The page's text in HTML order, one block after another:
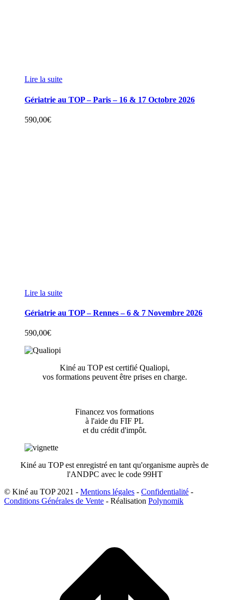
Lire la suite
Gériatrie au TOP – Paris – 16 & 17 Octobre 2026
590,00€
Lire la suite
Gériatrie au TOP – Rennes – 6 & 7 Novembre 2026
590,00€
Kiné au TOP est certifié Qualiopi,
vos formations peuvent être prises en charge.
Financez vos formations
à l'aide du FIF PL
et du crédit d'impôt.
Kiné au TOP est enregistré en tant qu'organisme auprès de
l'ANDPC avec le code 99HT
© Kiné au TOP 2021 - Mentions légales - Confidentialité -
Conditions Générales de Vente - Réalisation Polynomik